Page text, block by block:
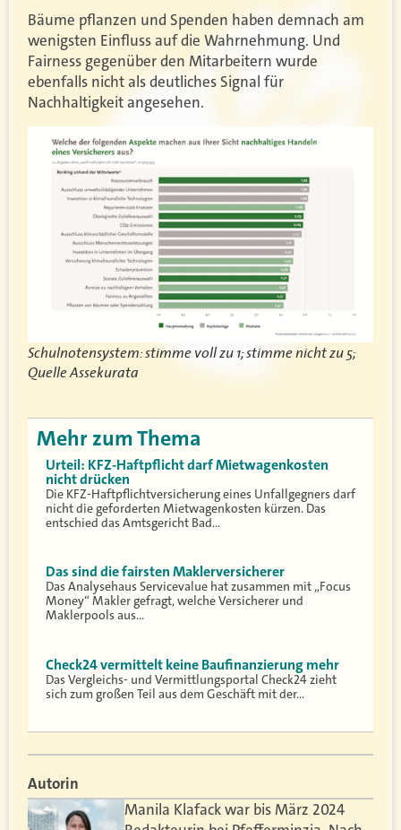
Bäume pflanzen und Spenden haben demnach am
wenigsten Einfluss auf die Wahrnehmung. Und
Fairness gegenüber den Mitarbeitern wurde
ebenfalls nicht als deutliches Signal für
Nachhaltigkeit angesehen.
Schulnotensystem: stimme voll zu 1; stimme nicht zu 5;
Quelle Assekurata
Mehr zum Thema
Urteil: KFZ-Haftpflicht darf Mietwagenkosten
nicht drücken
Die KFZ-Haftpflichtversicherung eines Unfallgegners darf
nicht die geforderten Mietwagenkosten kürzen. Das
entschied das Amtsgericht Bad…
Das sind die fairsten Maklerversicherer
Das Analysehaus Servicevalue hat zusammen mit „Focus
Money“ Makler gefragt, welche Versicherer und
Maklerpools aus…
Check24 vermittelt keine Baufinanzierung mehr
Das Vergleichs- und Vermittlungsportal Check24 zieht
sich zum großen Teil aus dem Geschäft mit der…
Autorin
Manila Klafack war bis März 2024